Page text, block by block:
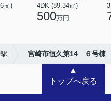
㎡)
4DK (89.34㎡)
500万円
宮崎市恒久第14 ６号棟
▲
トップへ戻る